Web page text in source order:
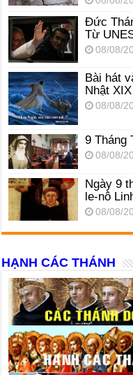
Đức
Từ
08/08/
Bài hát
Nhật
08/08/
9 Tháng
08/08/
Ngày 9
le-nô
08/08/
HẠNH CÁC THÁNH